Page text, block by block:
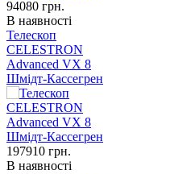
94080 грн.
В наявності
Телескоп
CELESTRON
Advanced VX 8
Шмідт-Кассегрен
197910 грн.
В наявності